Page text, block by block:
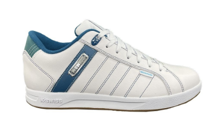
資料（包含姓名、電話或地址）提供予台灣大哥大進項蒐集、處理及利用，
由本公司與您本人進行分期帳單所需資料之確認、核對及更正。
3.完整用戶服務條款，請詳閱以下連結：https://oppay.tw/userRule
是否繳費成功／繳費後需取消欲退款等相關疑問，請聯繫「AFTEE先享後付
客戶支援中心」
https://netprotections.freshdesk.com/support/home
【注意事項】
１．透過由恩沛科技股份有限公司提供之「AFTEE先享後付」服務完成之交
易，需依本服務之必要範圍內提供個人資料，並將交易相關給付款項請求債
權轉讓予恩沛科技股份有限公司。
２．關於個人資料處理事宜，請瀏覽以下網址：
https://aftee.tw/terms/#terms3
３．未成年的使用者請事先徵得法定代理人或監護人之同意方可使用
「AFTEE先享後付」，若未經同意申辦者引起之損失，本公司不負相關責
請自備購物袋，若需購買紙袋可現場詢問
免運費